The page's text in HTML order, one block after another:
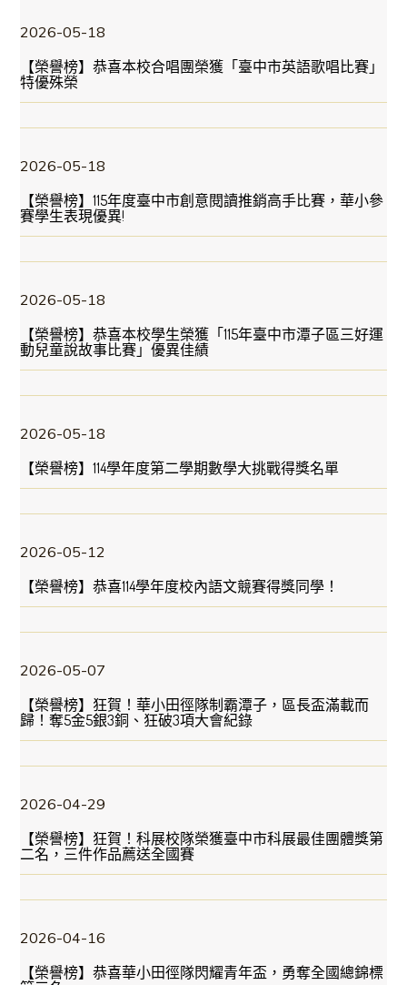
2026-05-18
【榮譽榜】恭喜本校合唱團榮獲「臺中市英語歌唱比賽」
特優殊榮
2026-05-18
【榮譽榜】115年度臺中市創意閱讀推銷高手比賽，華小參
賽學生表現優異!
2026-05-18
【榮譽榜】恭喜本校學生榮獲「115年臺中市潭子區三好運
動兒童說故事比賽」優異佳績
2026-05-18
【榮譽榜】114學年度第二學期數學大挑戰得獎名單
2026-05-12
【榮譽榜】恭喜114學年度校內語文競賽得獎同學！
2026-05-07
【榮譽榜】狂賀！華小田徑隊制霸潭子，區長盃滿載而
歸！奪5金5銀3銅、狂破3項大會紀錄
2026-04-29
【榮譽榜】狂賀！科展校隊榮獲臺中市科展最佳團體獎第
二名，三件作品薦送全國賽
2026-04-16
【榮譽榜】恭喜華小田徑隊閃耀青年盃，勇奪全國總錦標